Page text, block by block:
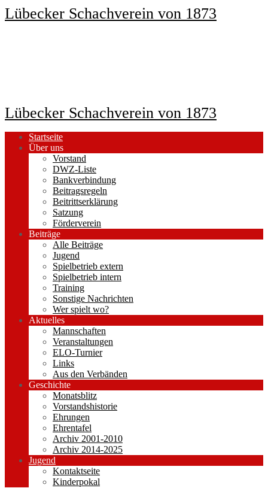
Lübecker Schachverein von 1873
Lübecker Schachverein von 1873
Startseite
Über uns
Vorstand
DWZ-Liste
Bankverbindung
Beitragsregeln
Beitrittserklärung
Satzung
Förderverein
Beiträge
Alle Beiträge
Jugend
Spielbetrieb extern
Spielbetrieb intern
Training
Sonstige Nachrichten
Wer spielt wo?
Aktuelles
Mannschaften
Veranstaltungen
ELO-Turnier
Links
Aus den Verbänden
Geschichte
Monatsblitz
Vorstandshistorie
Ehrungen
Ehrentafel
Archiv 2001-2010
Archiv 2014-2025
Jugend
Kontaktseite
Kinderpokal